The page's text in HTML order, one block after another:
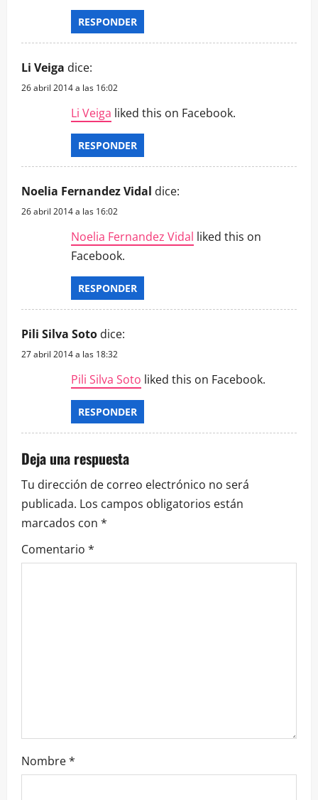
RESPONDER
Li Veiga dice:
26 abril 2014 a las 16:02
Li Veiga liked this on Facebook.
RESPONDER
Noelia Fernandez Vidal dice:
26 abril 2014 a las 16:02
Noelia Fernandez Vidal liked this on
Facebook.
RESPONDER
Pili Silva Soto dice:
27 abril 2014 a las 18:32
Pili Silva Soto liked this on Facebook.
RESPONDER
Deja una respuesta
Tu dirección de correo electrónico no será
publicada. Los campos obligatorios están
marcados con *
Comentario *
Nombre*